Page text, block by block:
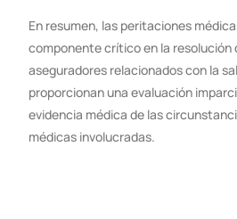
En resumen, las peritaciones
componente crítico en la resolución
aseguradores relacionados con la
proporcionan una evaluación
evidencia médica de las
médicas involucradas.